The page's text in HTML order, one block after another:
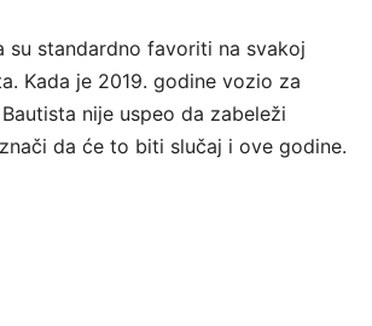
su standardno favoriti na svakoj
Kada je 2019. godine vozio za
nije uspeo da zabeleži
da će to biti slučaj i ove godine.